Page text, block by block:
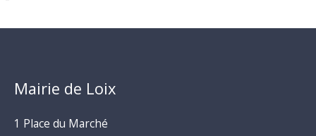
Mairie de Loix
1 Place du Marché